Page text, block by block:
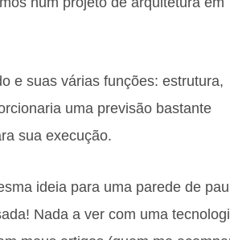
e suas várias funções: estrutura,
uma previsão bastante
sua execução.
ideia para uma parede de
Nada a ver com uma